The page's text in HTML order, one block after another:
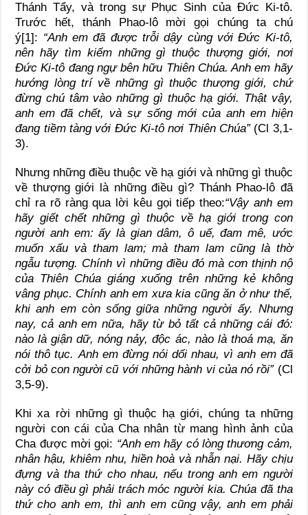
Thánh Tẩy, và trong sự Phục Sinh của Đức Ki-tô.
Trước hết, thánh Phao-lô mời gọi chúng ta chú
ý[1]: “Anh em đã được trỗi dậy cùng với Đức Ki-tô,
nên hãy tìm kiếm những gì thuộc thượng giới, nơi
Đức Ki-tô đang ngự bên hữu Thiên Chúa. Anh em hãy
hướng lòng trí về những gì thuộc thượng giới, chứ
đừng chú tâm vào những gì thuộc hạ giới. Thật vậy,
anh em đã chết, và sự sống mới của anh em hiện
đang tiềm tàng với Đức Ki-tô nơi Thiên Chúa”(Cl 3,1-
3).
Nhưng những điều thuộc về hạ giới và những gì thuộc
về thượng giới là những điều gì? Thánh Phao-lô đã
chỉ ra rõ ràng qua lời kêu gọi tiếp theo:“Vậy anh em
hãy giết chết những gì thuộc về hạ giới trong con
người anh em: ấy là gian dâm, ô uế, đam mê, ước
muốn xấu và tham lam; mà tham lam cũng là thờ
ngẫu tượng. Chính vì những điều đó mà cơn thịnh nộ
của Thiên Chúa giáng xuống trên những kẻ không
vâng phục. Chính anh em xưa kia cũng ăn ở như thế,
khi anh em còn sống giữa những người ấy. Nhưng
nay, cả anh em nữa, hãy từ bỏ tất cả những cái đó:
nào là giận dữ, nóng nảy, độc ác, nào là thoá mạ, ăn
nói thô tục. Anh em đừng nói dối nhau, vì anh em đã
cởi bỏ con người cũ với những hành vi của nó rồi”(Cl
3,5-9).
Khi xa rời những gì thuộc hạ giới, chúng ta những
người con cái của Cha nhân từ mang hình ảnh của
Cha được mời gọi: “Anh em hãy có lòng thương cảm,
nhân hậu, khiêm nhu, hiền hoà và nhẫn nại. Hãy chịu
đựng và tha thứ cho nhau, nếu trong anh em người
này có điều gì phải trách móc người kia. Chúa đã tha
thứ cho anh em, thì anh em cũng vậy, anh em phải